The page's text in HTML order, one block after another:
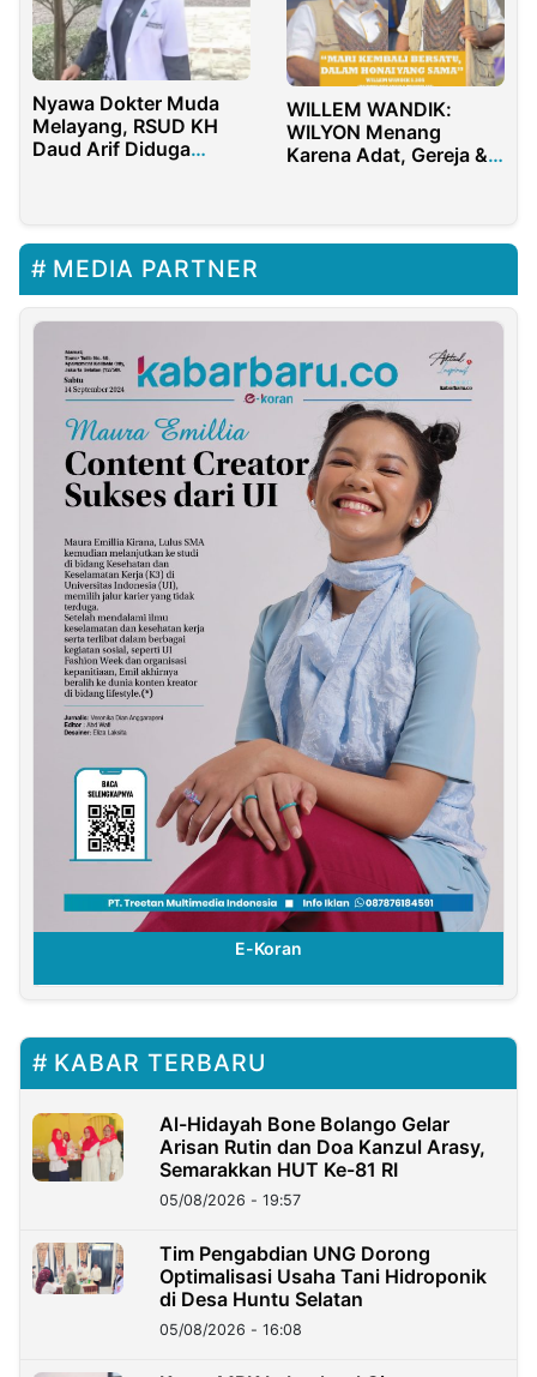
Nyawa Dokter Muda
Melayang, RSUD KH
Daud Arif Diduga
WILLEM WANDIK:
WILYON Menang
Karena Adat, Gereja &
MEDIA PARTNER
E-Koran
KABAR TERBARU
Al-Hidayah Bone Bolango Gelar
Arisan Rutin dan Doa Kanzul Arasy,
Semarakkan HUT Ke-81 RI
05/08/2026 - 19:57
‎Tim Pengabdian UNG Dorong
Optimalisasi Usaha Tani Hidroponik
di Desa Huntu Selatan
05/08/2026 - 16:08